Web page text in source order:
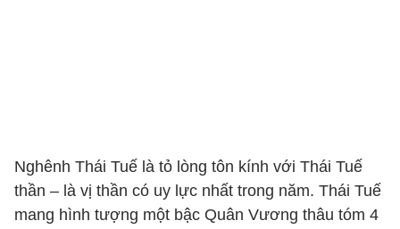
Nghênh Thái Tuế là tỏ lòng tôn kính với Thái Tuế
thần – là vị thần có uy lực nhất trong năm. Thái Tuế
mang hình tượng một bậc Quân Vương thâu tóm 4